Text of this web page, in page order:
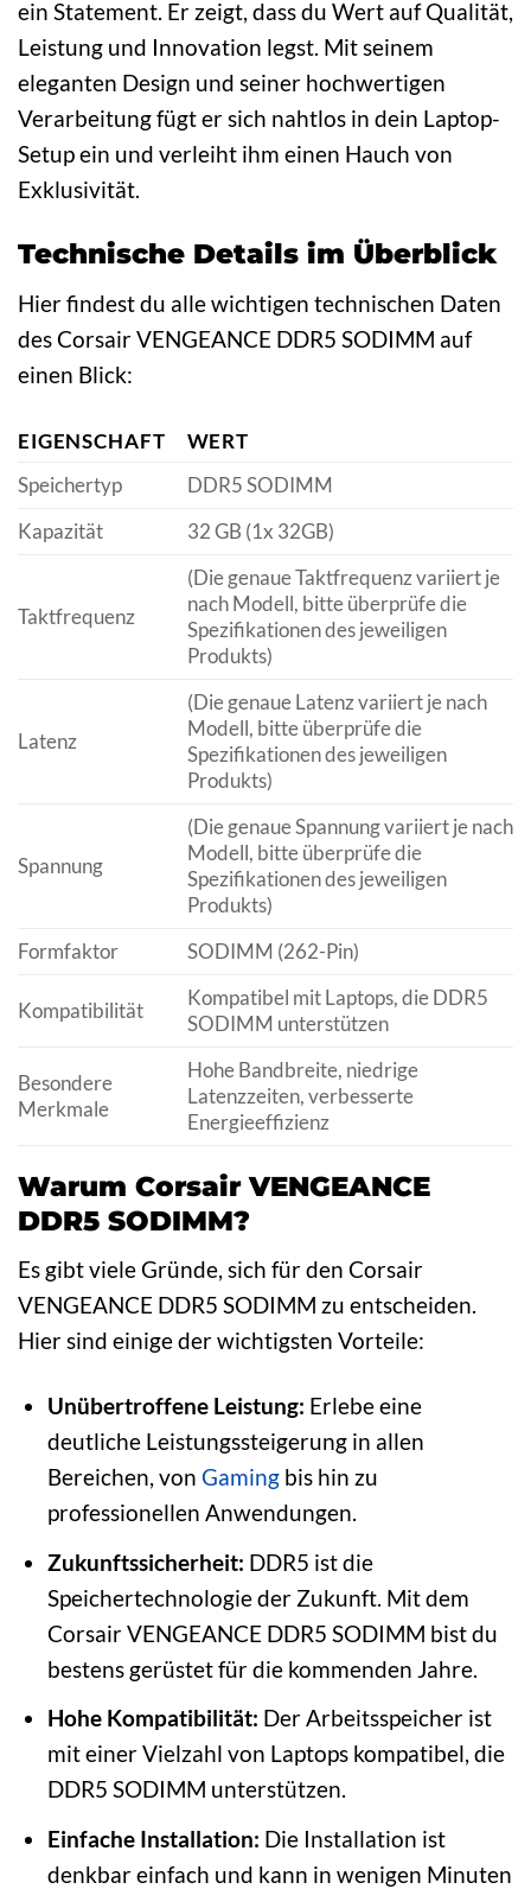
ein Statement. Er zeigt, dass du Wert auf Qualität,
Leistung und Innovation legst. Mit seinem
eleganten Design und seiner hochwertigen
Verarbeitung fügt er sich nahtlos in dein Laptop-
Setup ein und verleiht ihm einen Hauch von
Exklusivität.
Technische Details im Überblick
Hier findest du alle wichtigen technischen Daten
des Corsair VENGEANCE DDR5 SODIMM auf
einen Blick:
EIGENSCHAFT
WERT
Speichertyp
DDR5 SODIMM
Kapazität
32 GB (1x 32GB)
Taktfrequenz
(Die genaue Taktfrequenz variiert je
nach Modell, bitte überprüfe die
Spezifikationen des jeweiligen
Produkts)
Latenz
(Die genaue Latenz variiert je nach
Modell, bitte überprüfe die
Spezifikationen des jeweiligen
Produkts)
Spannung
(Die genaue Spannung variiert je nach
Modell, bitte überprüfe die
Spezifikationen des jeweiligen
Produkts)
Formfaktor
SODIMM (262-Pin)
Kompatibilität
Kompatibel mit Laptops, die DDR5
SODIMM unterstützen
Besondere
Merkmale
Hohe Bandbreite, niedrige
Latenzzeiten, verbesserte
Energieeffizienz
Warum Corsair VENGEANCE
DDR5 SODIMM?
Es gibt viele Gründe, sich für den Corsair
VENGEANCE DDR5 SODIMM zu entscheiden.
Hier sind einige der wichtigsten Vorteile:
Unübertroffene Leistung: Erlebe eine
deutliche Leistungssteigerung in allen
Bereichen, von Gamingbis hin zu
professionellen Anwendungen.
Zukunftssicherheit: DDR5 ist die
Speichertechnologie der Zukunft. Mit dem
Corsair VENGEANCE DDR5 SODIMM bist du
bestens gerüstet für die kommenden Jahre.
Hohe Kompatibilität: Der Arbeitsspeicher ist
mit einer Vielzahl von Laptops kompatibel, die
DDR5 SODIMM unterstützen.
Einfache Installation: Die Installation ist
denkbar einfach und kann in wenigen Minuten